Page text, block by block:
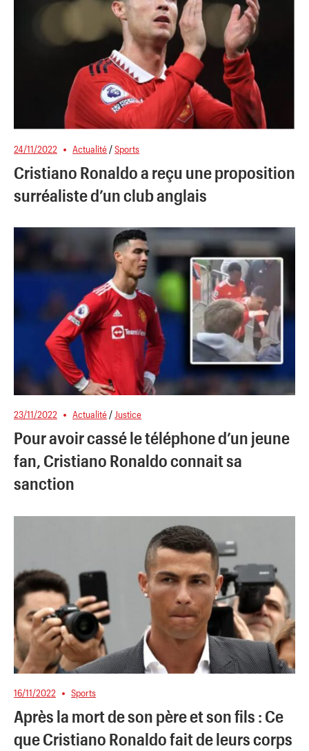
24/11/2022 Actualité /Sports
Cristiano Ronaldo a reçu une proposition
surréaliste d’un club anglais
23/11/2022 Actualité/Justice
Pour avoir cassé le téléphone d’un jeune
fan, Cristiano Ronaldo connait sa
sanction
16/11/2022 Sports
Après la mort de son père et son fils : Ce
que Cristiano Ronaldo fait de leurs corps